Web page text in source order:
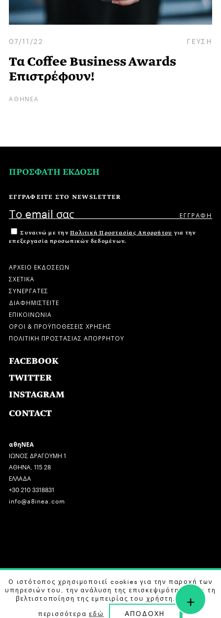
07/11/22 ΓΕΥΣΗ
Τα Coffee Business Awards
Επιστρέφουν!
ΑΘΗΝΕΑ
ΠΡΟΣΦΑΤΗ ΕΚΔΟΣΗ
ΕΓΓΡΑΦΕΙΤΕ ΣΤΟ NEWSLETTER
Συναινώ με την Πολιτική Προστασίας Απορρήτου για την
επεξεργασία προσωπικών δεδομένων.
ΑΡΧΕΙΟ ΕΚΔΟΣΕΩΝ
ΣΧΕΤΙΚΑ
ΣΥΝΕΡΓΑΤΕΣ
ΔΙΑΦΗΜΙΣΤΕΙΤΕ
ΕΠΙΚΟΙΝΩΝΙΑ
ΟΡΟΙ & ΠΡΟΫΠΟΘΕΣΕΙΣ ΧΡΗΣΗΣ
ΠΟΛΙΤΙΚΗ ΠΡΟΣΤΑΣΙΑΣ ΑΠΟΡΡΗΤΟΥ
FACEBOOK
TWITTER
INSTAGRAM
CONTACT
αθηΝΕΑ
ΙΩΝΟΣ ΔΡΑΓΟΥΜΗ 1
ΑΘΗΝΑ, 115 28
ΕΛΛΑΔΑ
+30 210 3318831
info@a8inea.com
COPYRIGHT © 2026 αθηΝΕΑ, ALL RIGHTS RESERVED.
DESIGN BY G DESIGN STUDIO. DEVELOPED BYB LABS
Ο ιστότοπος χρησιμοποιεί cookies για την παροχή των
υπηρεσιών του, την ανάλυση της επισκεψιμότητας και τη
βελτιστοποίηση της εμπειρίας του χρήστη. Μάθετε
περισσότεραεδώ ΑΠΟΔΟΧΗ
+